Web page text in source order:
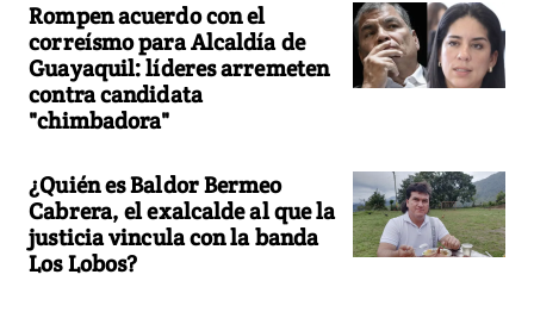
Rompen acuerdo con el
correísmo para Alcaldía de
Guayaquil: líderes arremeten
contra candidata
"chimbadora"
¿Quién es Baldor Bermeo
Cabrera, el exalcalde al que la
justicia vincula con la banda
Los Lobos?